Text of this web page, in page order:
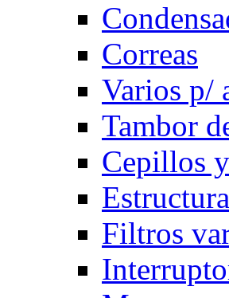
Correas
Varios p/
Tambor
Cepillos
Filtros